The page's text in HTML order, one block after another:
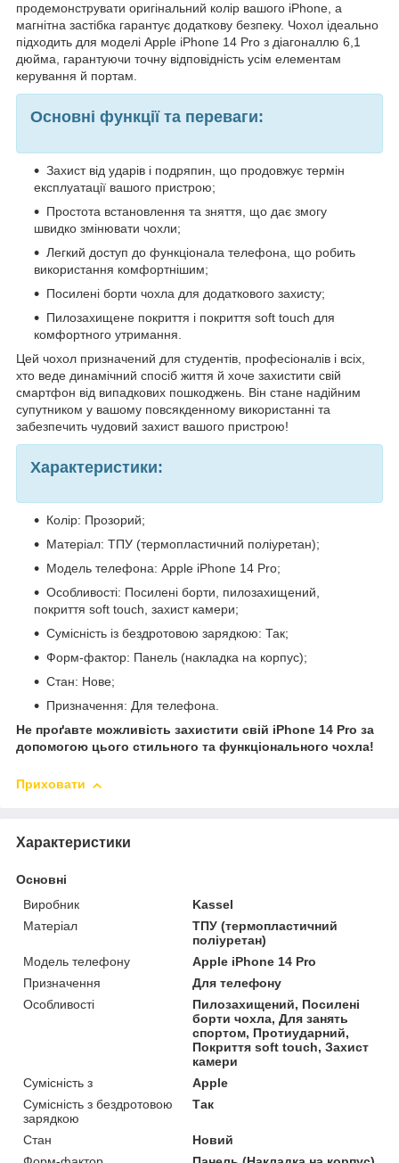
продемонструвати оригінальний колір вашого iPhone, а
магнітна застібка гарантує додаткову безпеку. Чохол ідеально
підходить для моделі Apple iPhone 14 Pro з діагоналлю 6,1
дюйма, гарантуючи точну відповідність усім елементам
керування й портам.
Основні функції та переваги:
Захист від ударів і подряпин, що продовжує термін
експлуатації вашого пристрою;
Простота встановлення та зняття, що дає змогу
швидко змінювати чохли;
Легкий доступ до функціонала телефона, що робить
використання комфортнішим;
Посилені борти чохла для додаткового захисту;
Пилозахищене покриття і покриття soft touch для
комфортного утримання.
Цей чохол призначений для студентів, професіоналів і всіх,
хто веде динамічний спосіб життя й хоче захистити свій
смартфон від випадкових пошкоджень. Він стане надійним
супутником у вашому повсякденному використанні та
забезпечить чудовий захист вашого пристрою!
Характеристики:
Колір: Прозорий;
Матеріал: ТПУ (термопластичний поліуретан);
Модель телефона: Apple iPhone 14 Pro;
Особливості: Посилені борти, пилозахищений,
покриття soft touch, захист камери;
Сумісність із бездротовою зарядкою: Так;
Форм-фактор: Панель (накладка на корпус);
Стан: Нове;
Призначення: Для телефона.
Не проґавте можливість захистити свій iPhone 14 Pro за
допомогою цього стильного та функціонального чохла!
Приховати
Характеристики
Основні
Виробник
Kassel
Матеріал
ТПУ (термопластичний
поліуретан)
Модель телефону
Apple iPhone 14 Pro
Призначення
Для телефону
Особливості
Пилозахищений, Посилені
борти чохла, Для занять
спортом, Протиударний,
Покриття soft touch, Захист
камери
Сумісність з
Apple
Сумісність з бездротовою
зарядкою
Так
Стан
Новий